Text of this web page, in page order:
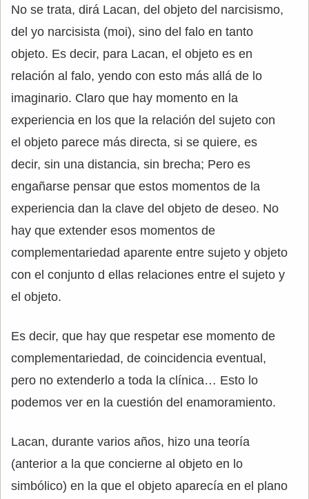
No se trata, dirá Lacan, del objeto del narcisismo,
del yo narcisista (moi), sino del falo en tanto
objeto. Es decir, para Lacan, el objeto es en
relación al falo, yendo con esto más allá de lo
imaginario. Claro que hay momento en la
experiencia en los que la relación del sujeto con
el objeto parece más directa, si se quiere, es
decir, sin una distancia, sin brecha; Pero es
engañarse pensar que estos momentos de la
experiencia dan la clave del objeto de deseo. No
hay que extender esos momentos de
complementariedad aparente entre sujeto y objeto
con el conjunto d ellas relaciones entre el sujeto y
el objeto.
Es decir, que hay que respetar ese momento de
complementariedad, de coincidencia eventual,
pero no extenderlo a toda la clínica… Esto lo
podemos ver en la cuestión del enamoramiento.
Lacan, durante varios años, hizo una teoría
(anterior a la que concierne al objeto en lo
simbólico) en la que el objeto aparecía en el plano